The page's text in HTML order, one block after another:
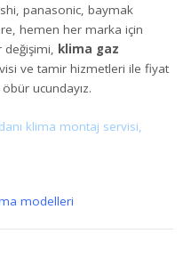
panasonic, baymak
hemen her marka için
klima gaz
ve tamir hizmetleri ile fiyat
ucundayız.
klima montaj servisi,
modelleri